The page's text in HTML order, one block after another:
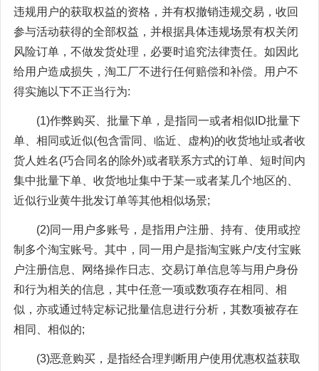
违规用户的获取权益的资格，并有权撤销违规交易，收回
参与活动获得的全部权益，并根据具体违规场景有权关闭
风险订单，不做发货处理，必要时追究法律责任。如因此
给用户造成损失，淘工厂不进行任何赔偿和补偿。用户不
得实施以下不正当行为:
(1)作弊购买、批量下单，是指同一或者相似ID批量下
单、相同或近似(包含雷同、临近、虚构)的收货地址或者收
货人姓名(巧合同名的除外)或者联系方式的订单、短时间内
集中批量下单、收货地址集中于某一或者某几个地区的、
近似行业黄牛批发订单等其他相似场景;
(2)同一用户多账号，是指用户注册、持有、使用或控
制多个淘宝账号。其中，同一用户是指淘宝账户/支付宝账
户注册信息、网络操作日志、交易订单信息等与用户身份
和行为相关的信息，其中任意一项或数项存在相同、相
似，亦或通过特定标记批量信息进行分析，其数项被存在
相同、相似的;
(3)恶意购买，是指经合理判断用户使用优惠权益获取